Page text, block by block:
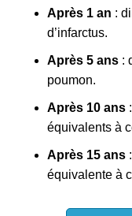
Après 1 an :
d’infarctus.
Après 5 ans :
poumon.
Après 10 ans
équivalents à
Après 15 ans
équivalente à